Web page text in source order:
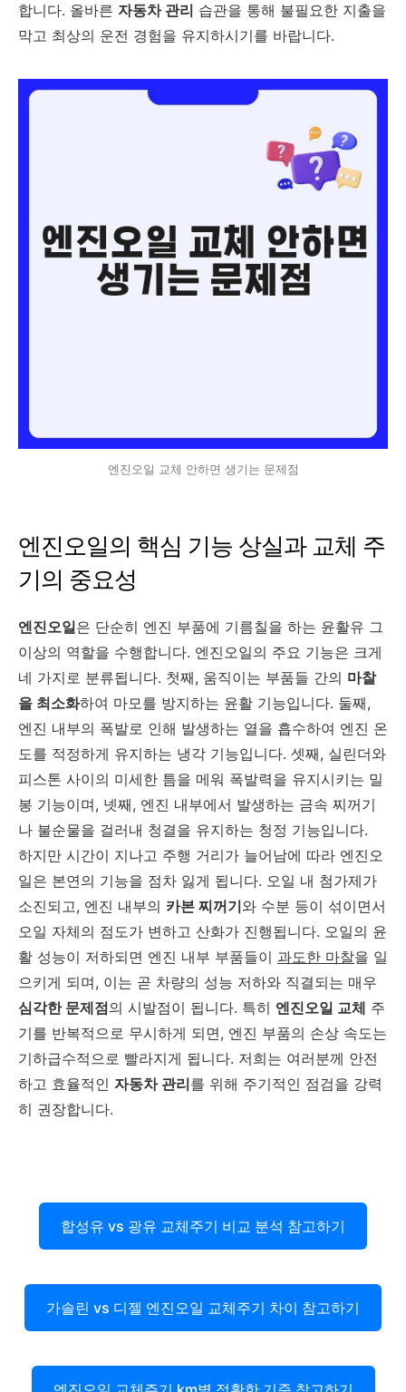
합니다. 올바른 자동차 관리 습관을 통해 불필요한 지출을
막고 최상의 운전 경험을 유지하시기를 바랍니다.
엔진오일 교체 안하면 생기는 문제점
엔진오일의 핵심 기능 상실과 교체 주
기의 중요성
엔진오일은 단순히 엔진 부품에 기름칠을 하는 윤활유 그
이상의 역할을 수행합니다. 엔진오일의 주요 기능은 크게
네 가지로 분류됩니다. 첫째, 움직이는 부품들 간의 마찰
을 최소화하여 마모를 방지하는 윤활 기능입니다. 둘째,
엔진 내부의 폭발로 인해 발생하는 열을 흡수하여 엔진 온
도를 적정하게 유지하는 냉각 기능입니다. 셋째, 실린더와
피스톤 사이의 미세한 틈을 메워 폭발력을 유지시키는 밀
봉 기능이며, 넷째, 엔진 내부에서 발생하는 금속 찌꺼기
나 불순물을 걸러내 청결을 유지하는 청정 기능입니다.
하지만 시간이 지나고 주행 거리가 늘어남에 따라 엔진오
일은 본연의 기능을 점차 잃게 됩니다. 오일 내 첨가제가
소진되고, 엔진 내부의 카본 찌꺼기와 수분 등이 섞이면서
오일 자체의 점도가 변하고 산화가 진행됩니다. 오일의 윤
활 성능이 저하되면 엔진 내부 부품들이 과도한 마찰을 일
으키게 되며, 이는 곧 차량의 성능 저하와 직결되는 매우
심각한 문제점의 시발점이 됩니다. 특히 엔진오일 교체 주
기를 반복적으로 무시하게 되면, 엔진 부품의 손상 속도는
기하급수적으로 빨라지게 됩니다. 저희는 여러분께 안전
하고 효율적인 자동차 관리를 위해 주기적인 점검을 강력
히 권장합니다.
합성유 vs 광유 교체주기 비교 분석 참고하기
가솔린 vs 디젤 엔진오일 교체주기 차이 참고하기